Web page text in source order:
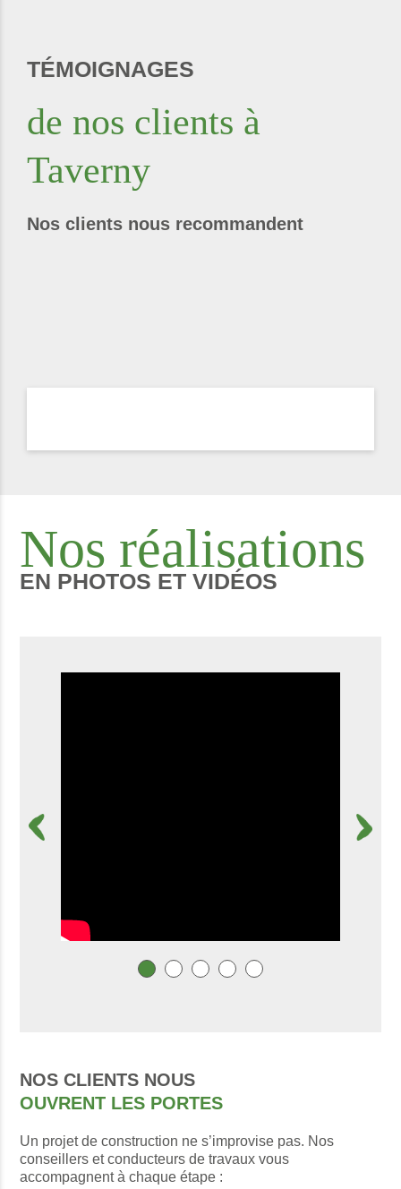
TÉMOIGNAGES
de nos clients à
Taverny
Nos clients nous recommandent
Nos réalisations
EN PHOTOS ET VIDÉOS
NOS CLIENTS NOUS
OUVRENT LES PORTES
Un projet de construction ne s’improvise pas. Nos
conseillers et conducteurs de travaux vous
accompagnent à chaque étape :